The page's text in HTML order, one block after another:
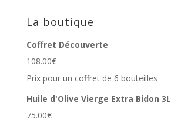
La boutique
Coffret Découverte
108.00€
Prix pour un coffret de 6 bouteilles
Huile d'Olive Vierge Extra Bidon 3L
75.00€